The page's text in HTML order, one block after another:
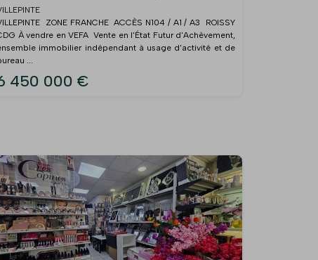
 ZONE FRANCHE  ACCÈS N104 / A1 / A3  ROISSY
À vendre en VEFA  Vente en l'État Futur d'Achèvement,
immobilier indépendant à usage d'activité et de
...
450 000 €